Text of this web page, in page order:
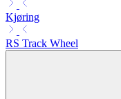
Kjøring
RS Track Wheel